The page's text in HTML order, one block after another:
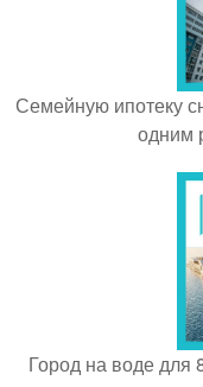
Семейную ипотеку
одним
Город на воде для